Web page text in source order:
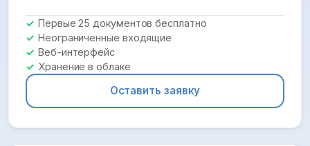
Первые 25 документов бесплатно
Неограниченные входящие
Веб-интерфейс
Хранение в облаке
Оставить заявку